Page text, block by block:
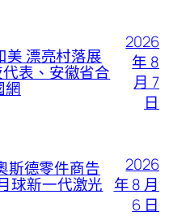
美 漂亮村落展
表、安徽省合
網
2026
年 8
月 7
日
斯德零件商告
球新一代激光
2026
年 8 月
6 日